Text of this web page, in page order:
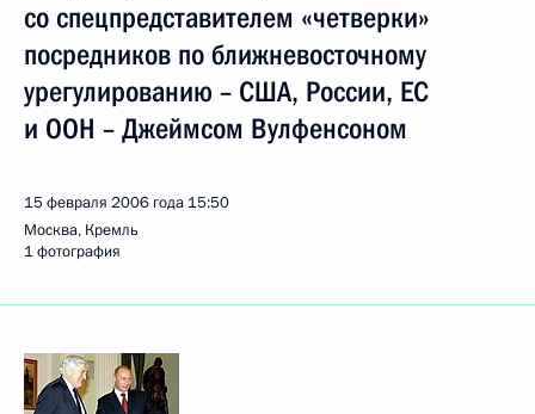
со спецпредставителем «четверки»
посредников по ближневосточному
урегулированию – США, России, ЕС
и ООН – Джеймсом Вулфенсоном
15 февраля 2006 года 15:50
Москва, Кремль
1 фотография